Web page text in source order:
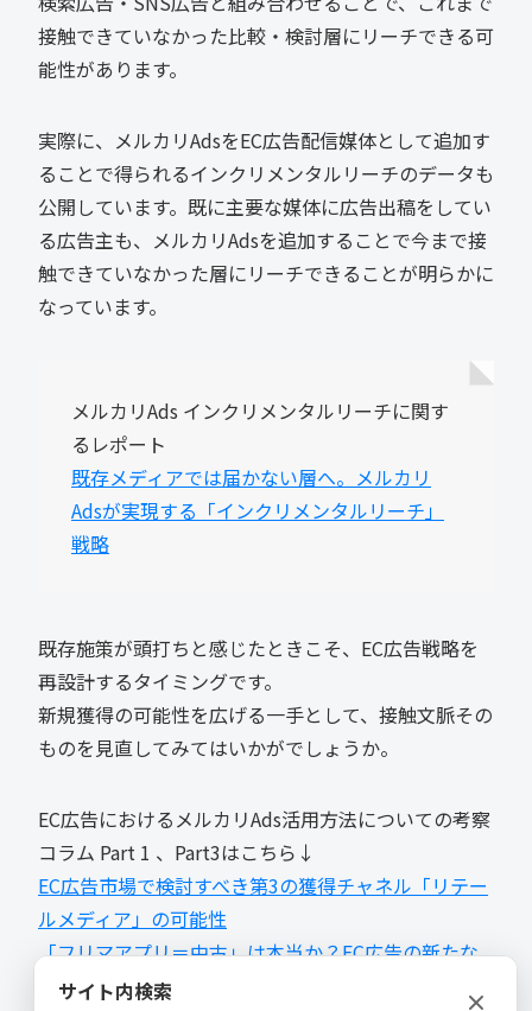
接触できていなかった比較・検討層にリーチできる可
能性があります。
実際に、メルカリAdsをEC広告配信媒体として追加す
ることで得られるインクリメンタルリーチのデータも
公開しています。既に主要な媒体に広告出稿をしてい
る広告主も、メルカリAdsを追加することで今まで接
触できていなかった層にリーチできることが明らかに
なっています。
メルカリAds インクリメンタルリーチに関す
るレポート
既存メディアでは届かない層へ。メルカリ
Adsが実現する「インクリメンタルリーチ」
戦略
既存施策が頭打ちと感じたときこそ、EC広告戦略を
再設計するタイミングです。
新規獲得の可能性を広げる一手として、接触文脈その
ものを見直してみてはいかがでしょうか。
EC広告におけるメルカリAds活用方法についての考察
コラム Part 1 、Part3はこちら↓
EC広告市場で検討すべき第3の獲得チャネル「リテー
ルメディア」の可能性
「フリマアプリ＝中古」は本当か？EC広告の新たな
接点としてのメルカリAds
サイト内検索